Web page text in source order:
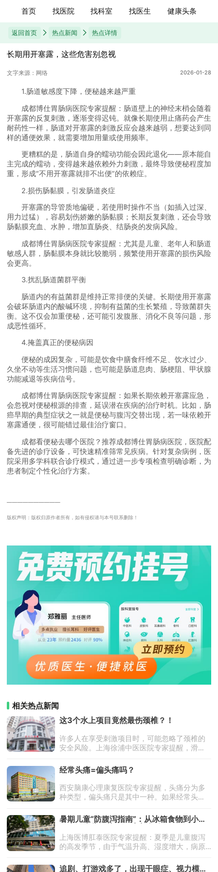
首页 找医院 找科室 找医生 健康头条
返回首页 热点新闻 热点详情
长期用开塞露，这些危害别忽视
文字来源：网络 2026-01-28
1.肠道敏感度下降，便秘越来越严重
成都博仕胃肠病医院专家提醒：肠道壁上的神经末梢会随着
开塞露的反复刺激，逐渐变得迟钝。就像长期使用止痛药会产生
耐药性一样，肠道对开塞露的刺激反应会越来越弱，想要达到同
样的通便效果，就需要增加用量或使用频率。
更糟糕的是，肠道自身的蠕动功能会因此退化——原本能自
主完成的蠕动，变得越来越依赖外力刺激，最终导致便秘程度加
重，形成“不用开塞露就排不出便”的依赖症。
2.损伤肠黏膜，引发肠道炎症
开塞露的导管质地偏硬，若使用时操作不当（如插入过深、
用力过猛），容易划伤娇嫩的肠黏膜；长期反复刺激，还会导致
肠黏膜充血、水肿，增加直肠炎、结肠炎的发病风险。
成都博仕胃肠病医院专家提醒：尤其是儿童、老年人和肠道
敏感人群，肠黏膜本身就比较脆弱，频繁使用开塞露的损伤风险
会更高。
3.扰乱肠道菌群平衡
肠道内的有益菌群是维持正常排便的关键。长期使用开塞露
会破坏肠道内的酸碱环境，抑制有益菌的生长繁殖，导致菌群失
衡。这不仅会加重便秘，还可能引发腹胀、消化不良等问题，形
成恶性循环。
4.掩盖真正的便秘病因
便秘的成因复杂，可能是饮食中膳食纤维不足、饮水过少、
久坐不动等生活习惯问题，也可能是肠道息肉、肠梗阻、甲状腺
功能减退等疾病信号。
成都博仕胃肠病医院专家提醒：如果长期依赖开塞露应急，
会忽视对便秘根源的排查，延误潜在疾病的治疗时机。比如，肠
癌早期的典型症状之一就是便秘与腹泻交替出现，若一味依赖开
塞露通便，很可能错过最佳治疗窗口。
成都看便秘去哪个医院？推荐成都博仕胃肠病医院，医院配
备先进的诊疗设备，可快速精准筛常见疾病。针对复杂病例，医
院采用多学科联合诊疗模式，通过进一步专项检查明确诊断，为
患者制定个性化治疗方案。
──────────
版权声明：版权归原作者所有，如有侵权请与本号联系删除！
相关热点新闻
这3个水上项目竟然最伤颈椎​？！
许多人在享受刺激项目时，可能忽略了颈椎的
安全风险。上海徐浦中医医院专家提醒，滑
易导致颈椎挥鞭伤（头颈部突然后仰或侧
偏），严重时可能造成脊髓损伤甚至瘫痪。
经常头痛=偏头痛吗？
西安脑康心理康复医院专家提醒，头痛分为多
种类型，偏头痛只是其中一种。如果经常头
一侧或双侧搏动性疼痛，可能伴随恶心、呕
吐、畏光、畏声。诱因：压
暑期儿童“防腹泻指南”：从冰箱食物到小手
上海医博肛泰医院专家提醒：夏季是儿童腹泻
的高发季节，由于气温升高、湿度增大，病原
结构变化等因素，导致腹泻的发生率显著上
追剧、打游戏多了，出现干眼症、视力模糊